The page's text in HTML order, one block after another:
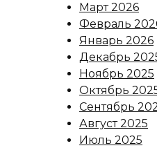
Март 2026
Февраль
Январь 2026
Декабрь
Ноябрь 2025
Октябрь
Сентябрь
Август 2025
Июль 2025